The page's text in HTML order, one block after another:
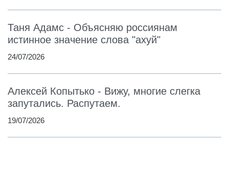
Таня Адамс - Объясняю россиянам
истинное значение слова "ахуй"
24/07/2026
Алексей Копытько - Вижу, многие слегка
запутались. Распутаем.
19/07/2026